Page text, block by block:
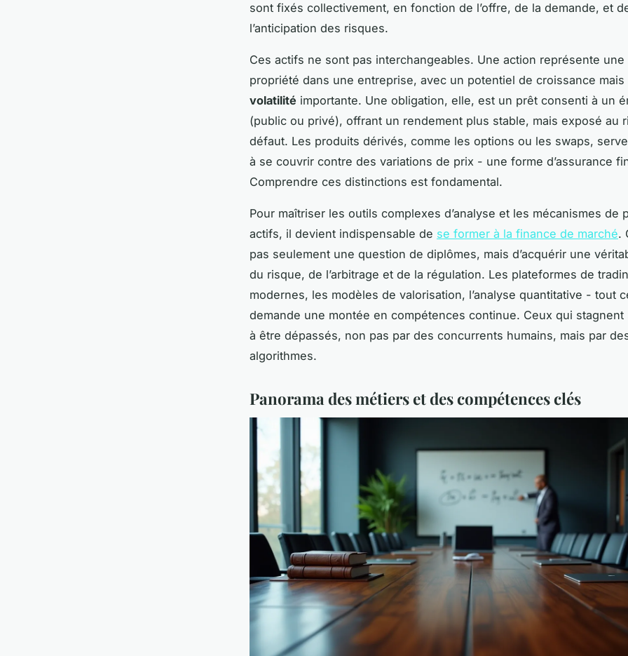
sont fixés collectivement, en fonction de l’offre, de la demande, et
l’anticipation des risques.
Ces actifs ne sont pas interchangeables. Une action représente une
propriété dans une entreprise, avec un potentiel de croissance mais
volatilité importante. Une obligation, elle, est un prêt consenti à un
(public ou privé), offrant un rendement plus stable, mais exposé au
défaut. Les produits dérivés, comme les options ou les swaps,
à se couvrir contre des variations de prix - une forme d’assurance
Comprendre ces distinctions est fondamental.
Pour maîtriser les outils complexes d’analyse et les mécanismes de
actifs, il devient indispensable de se former à la finance de marché.
pas seulement une question de diplômes, mais d’acquérir une
du risque, de l’arbitrage et de la régulation. Les plateformes de
modernes, les modèles de valorisation, l’analyse quantitative - tout
demande une montée en compétences continue. Ceux qui stagnent
à être dépassés, non pas par des concurrents humains, mais par
algorithmes.
Panorama des métiers et des compétences clés